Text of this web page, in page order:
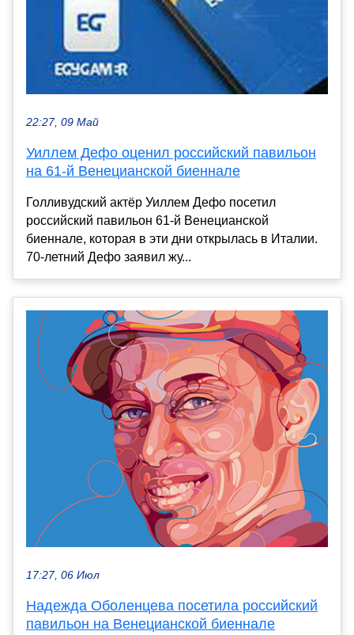
22:27, 09 Май
Уиллем Дефо оценил российский павильон
на 61-й Венецианской биеннале
Голливудский актёр Уиллем Дефо посетил
российский павильон 61-й Венецианской
биеннале, которая в эти дни открылась в Италии.
70-летний Дефо заявил жу...
17:27, 06 Июл
Надежда Оболенцева посетила российский
павильон на Венецианской биеннале